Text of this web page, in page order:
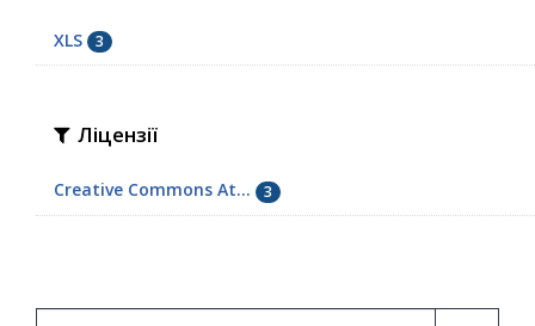
XLS 3
Ліцензії
Creative Commons At... 3